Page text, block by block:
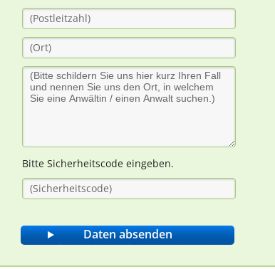
Bitte Sicherheitscode eingeben.